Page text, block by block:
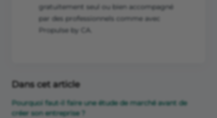
gratuitement seul ou bien accompagné
par des professionnels comme avec
Propulse by CA.
Dans cet article
Pourquoi faut-il faire une étude de marché avant de
créer son entreprise ?